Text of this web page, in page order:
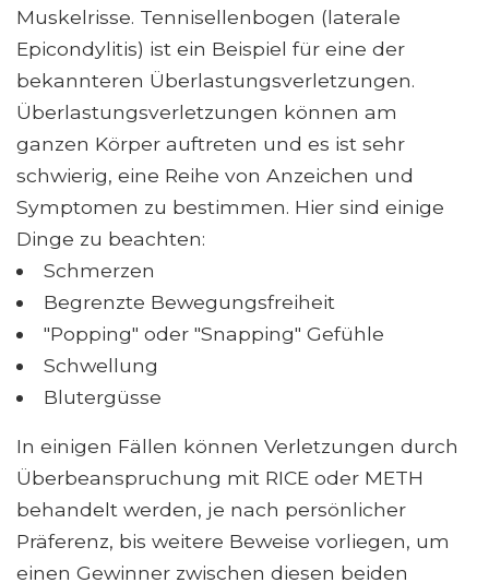
Muskelrisse. Tennisellenbogen (laterale
Epicondylitis) ist ein Beispiel für eine der
bekannteren Überlastungsverletzungen.
Überlastungsverletzungen können am
ganzen Körper auftreten und es ist sehr
schwierig, eine Reihe von Anzeichen und
Symptomen zu bestimmen. Hier sind einige
Dinge zu beachten:
Schmerzen
Begrenzte Bewegungsfreiheit
"Popping" oder "Snapping" Gefühle
Schwellung
Blutergüsse
In einigen Fällen können Verletzungen durch
Überbeanspruchung mit RICE oder METH
behandelt werden, je nach persönlicher
Präferenz, bis weitere Beweise vorliegen, um
einen Gewinner zwischen diesen beiden